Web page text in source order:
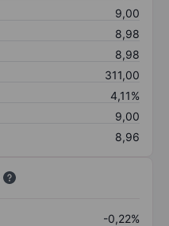
9,00
8,98
8,98
311,00
4,11%
9,00
8,96
-0,22%